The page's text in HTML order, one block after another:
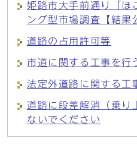
姫路市大手前通り「ほ
ング型市場調査【結果
道路の占用許可等
市道に関する工事を行
法定外道路に関する工
道路に段差解消（乗り
ないでください